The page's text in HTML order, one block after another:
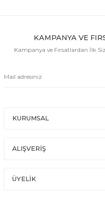
KAMPANYA VE
Kampanya ve Fırsatlardan İlk
KURUMSAL
ALIŞVERİŞ
ÜYELİK